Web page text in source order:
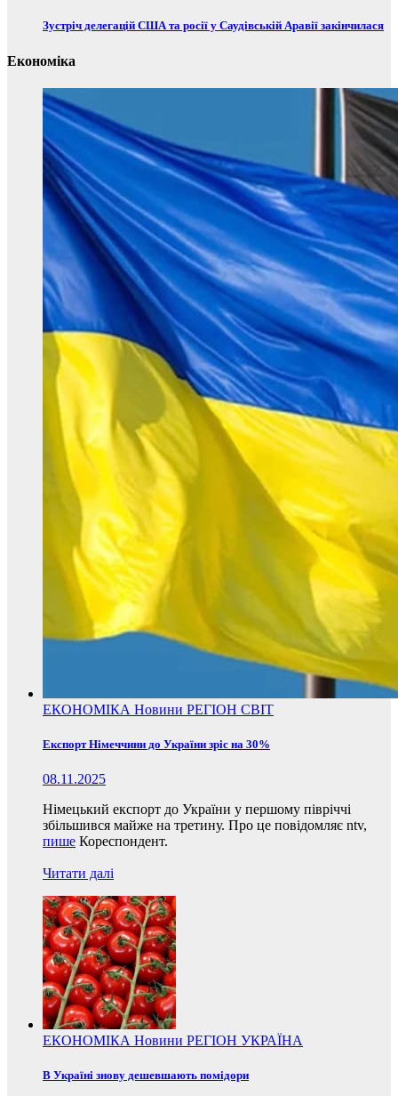
Зустріч делегацій США та росії у Саудівській Аравії закінчилася
Економіка
ЕКОНОМІКА Новини РЕГІОН СВІТ
Експорт Німеччини до України зріс на 30%
08.11.2025
Німецький експорт до України у першому півріччі
збільшився майже на третину. Про це повідомляє ntv,
пише Кореспондент.
Читати далі
ЕКОНОМІКА Новини РЕГІОН УКРАЇНА
В Україні знову дешевшають помідори